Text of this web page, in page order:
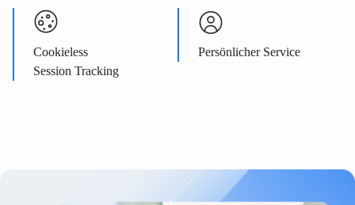
Cookieless
Session Tracking
Persönlicher Service